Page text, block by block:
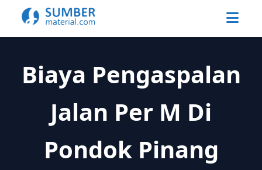
Biaya Pengaspalan
Jalan Per M Di
Pondok Pinang